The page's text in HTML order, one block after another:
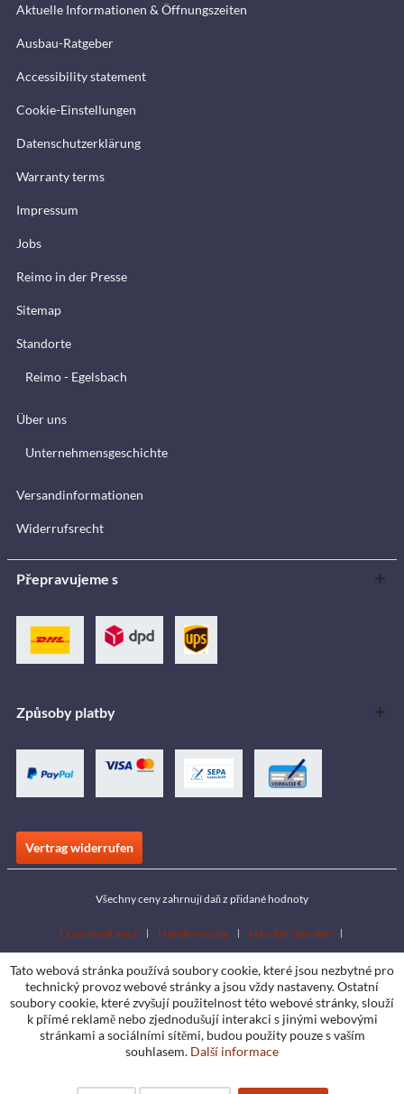
Aktuelle Informationen & Öffnungszeiten
Ausbau-Ratgeber
Accessibility statement
Cookie-Einstellungen
Datenschutzerklärung
Warranty terms
Impressum
Jobs
Reimo in der Presse
Sitemap
Standorte
Reimo - Egelsbach
Über uns
Unternehmensgeschichte
Versandinformationen
Widerrufsrecht
Přepravujeme s
Způsoby platby
Vertrag widerrufen
Všechny ceny zahrnují daň z přidané hodnoty
Download area Händlersuche
Händler werden
Tato webová stránka používá soubory cookie, které jsou nezbytné pro
technický provoz webové stránky a jsou vždy nastaveny. Ostatní
soubory cookie, které zvyšují použitelnost této webové stránky, slouží
k přímé reklamě nebo zjednodušují interakci s jinými webovými
stránkami a sociálními sítěmi, budou použity pouze s vaším
souhlasem. Další informace